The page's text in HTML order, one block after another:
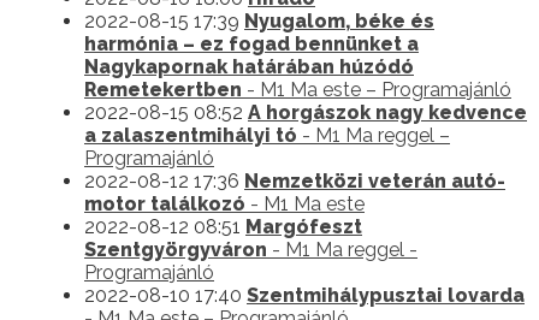
2022-08-15 17:39 Nyugalom, béke és
harmónia – ez fogad bennünket a
Nagykapornak határában húzódó
Remetekertben - M1 Ma este – Programajánló
2022-08-15 08:52 A horgászok nagy kedvence
a zalaszentmihályi tó - M1 Ma reggel –
Programajánló
2022-08-12 17:36 Nemzetközi veterán autó-
motor találkozó - M1 Ma este
2022-08-12 08:51 Margófeszt
Szentgyörgyváron - M1 Ma reggel -
Programajánló
2022-08-10 17:40 Szentmihálypusztai lovarda